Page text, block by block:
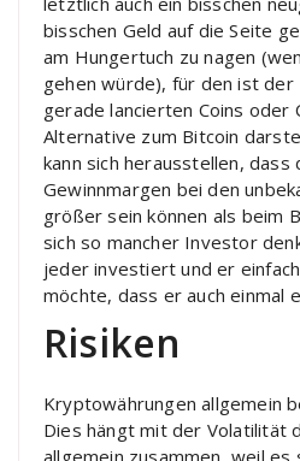
bisschen Geld auf die Seite
am Hungertuch zu nagen
gehen würde), für den ist der
gerade lancierten Coins oder
Alternative zum Bitcoin
kann sich herausstellen,
Gewinnmargen bei den
größer sein können als beim
sich so mancher Investor
jeder investiert und er
möchte, dass er auch einmal
Risiken
Kryptowährungen allgemein
Dies hängt mit der Volatilität